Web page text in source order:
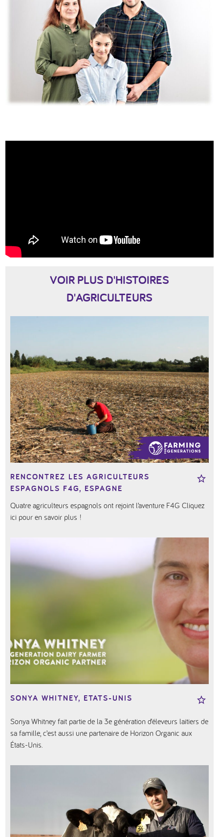
VOIR PLUS D'HISTOIRES
D'AGRICULTEURS
RENCONTREZ LES AGRICULTEURS
ESPAGNOLS F4G, ESPAGNE
Quatre agriculteurs espagnols ont rejoint l’aventure F4G Cliquez
ici pour en savoir plus !
SONYA WHITNEY, ETATS-UNIS
Sonya Whitney fait partie de la 3e génération d’éleveurs laitiers de
sa famille, c’est aussi une partenaire de Horizon Organic aux
États-Unis.